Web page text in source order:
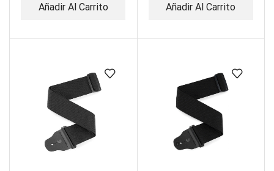
Añadir Al Carrito Añadir Al Carrito